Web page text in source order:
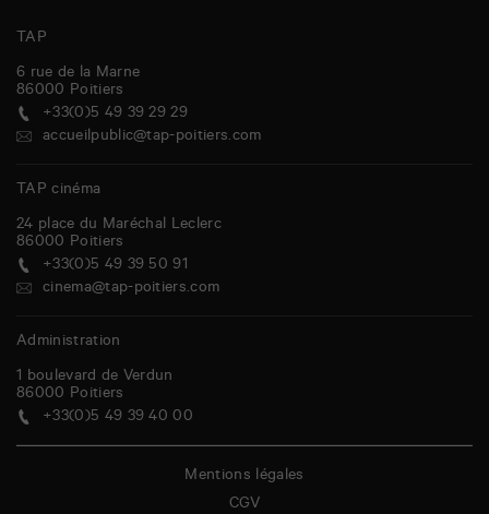
TAP
6 rue de la Marne
86000 Poitiers
+33(0)5 49 39 29 29
accueilpublic@tap-poitiers.com
TAP cinéma
24 place du Maréchal Leclerc
86000 Poitiers
+33(0)5 49 39 50 91
cinema@tap-poitiers.com
Administration
1 boulevard de Verdun
86000 Poitiers
+33(0)5 49 39 40 00
Mentions légales
CGV